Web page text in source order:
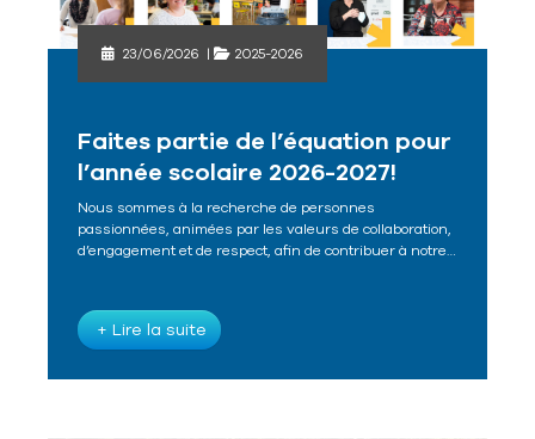
23/06/2026 | 2025-2026
Faites partie de l’équation pour
l’année scolaire 2026-2027!
Nous sommes à la recherche de personnes
passionnées, animées par les valeurs de collaboration,
d’engagement et de respect, afin de contribuer à notre…
+ Lire la suite